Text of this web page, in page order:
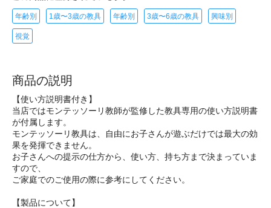
年齢別 1歳〜3歳の教具 年齢別 3歳〜6歳の教具 興味別
視覚
商品の説明
【使い方説明書付き】
当店ではモンテッソーリ教師が監修した教具専用の使い方説明書
が付属します。
モンテッソーリ教具は、自由にお子さんが遊ぶだけでは最大の効
果を発揮できません。
お子さんへの提示の仕方から、使い方、持ち方まで決まっていま
すので、
ご家庭でのご使用の際に参考にしてください。
【製品について】